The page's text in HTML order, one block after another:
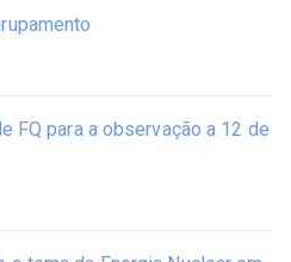
FQ para a observação a 12 de